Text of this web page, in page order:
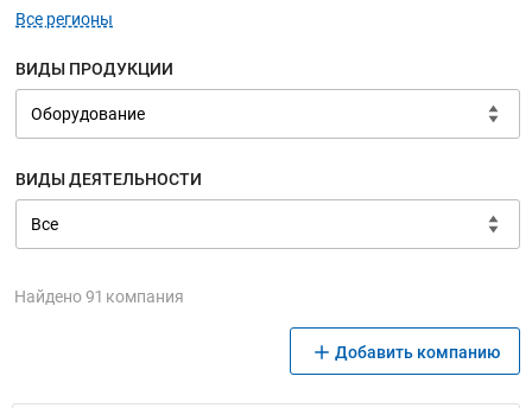
Все регионы
ВИДЫ ПРОДУКЦИИ
ВИДЫ ДЕЯТЕЛЬНОСТИ
Найдено 91 компания
Добавить компанию